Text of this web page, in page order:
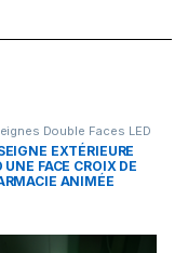
Double Faces LED
EXTÉRIEURE
UNE FACE CROIX DE
ANIMÉE